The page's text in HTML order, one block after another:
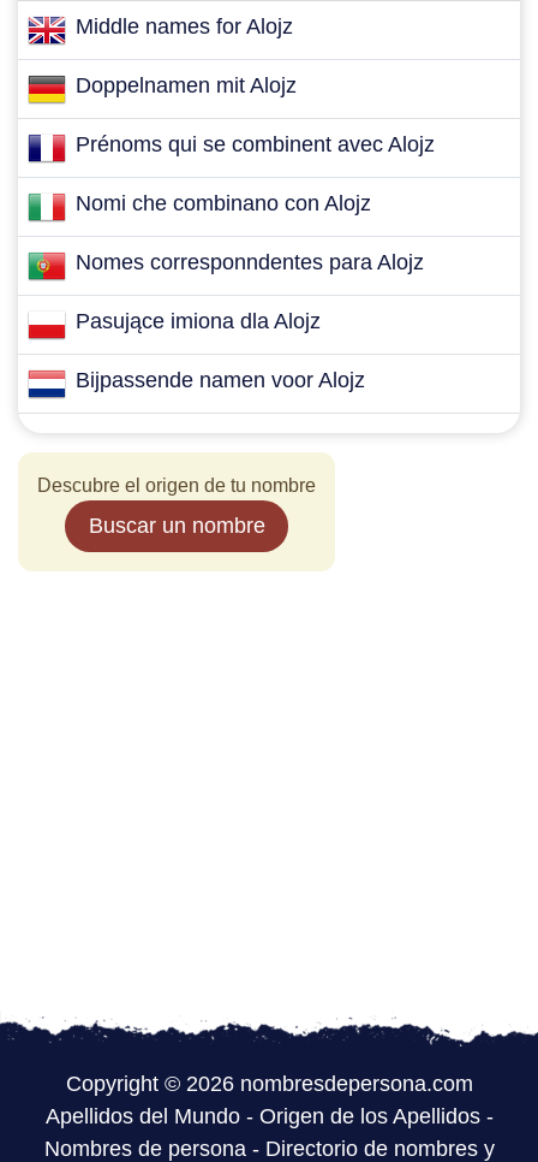
Middle names for Alojz
Doppelnamen mit Alojz
Prénoms qui se combinent avec Alojz
Nomi che combinano con Alojz
Nomes corresponndentes para Alojz
Pasujące imiona dla Alojz
Bijpassende namen voor Alojz
Descubre el origen de tu nombre
Buscar un nombre
Copyright © 2026 nombresdepersona.com
Apellidos del Mundo- Origen de los Apellidos-
Nombres de persona- Directorio de nombres y